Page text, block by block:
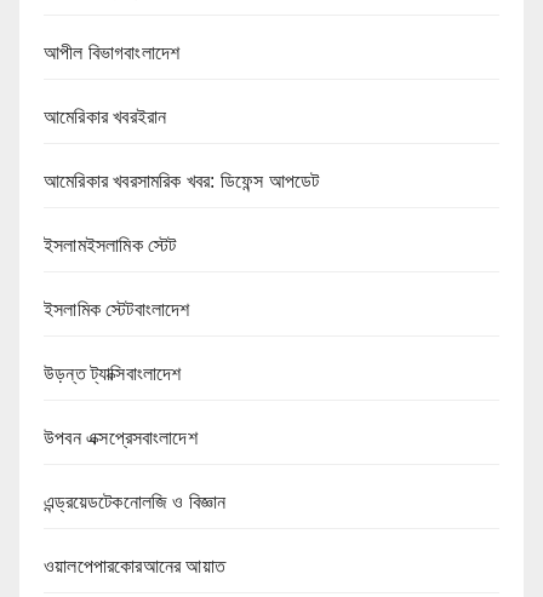
আপীল বিভাগবাংলাদেশ
আমেরিকার খবরইরান
আমেরিকার খবরসামরিক খবর: ডিফেন্স আপডেট
ইসলামইসলামিক স্টেট
ইসলামিক স্টেটবাংলাদেশ
উড়ন্ত ট্যাক্সিবাংলাদেশ
উপবন এক্সপ্রেসবাংলাদেশ
এন্ড্রয়েডটেকনোলজি ও বিজ্ঞান
ওয়ালপেপারকোরআনের আয়াত